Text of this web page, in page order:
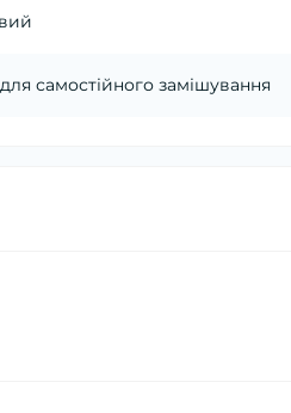
самостійного замішування